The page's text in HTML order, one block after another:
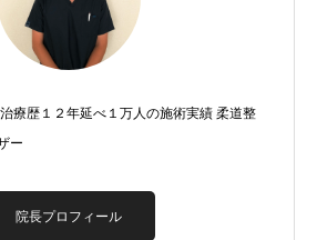
療歴１２年延べ１万人の施術実績 柔道整
ー
院長プロフィール